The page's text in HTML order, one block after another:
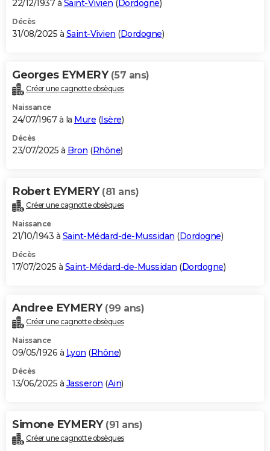
22/12/1937 à Saint-Vivien ( Dordogne)
Décès
31/08/2025 à Saint-Vivien (Dordogne)
Georges EYMERY (57 ans)
Créer une cagnotte obsèques
Naissance
24/07/1967 à la Mure (Isère)
Décès
23/07/2025 à Bron (Rhône)
Robert EYMERY (81 ans)
Créer une cagnotte obsèques
Naissance
21/10/1943 à Saint-Médard-de-Mussidan (Dordogne)
Décès
17/07/2025 à Saint-Médard-de-Mussidan (Dordogne)
Andree EYMERY (99 ans)
Créer une cagnotte obsèques
Naissance
09/05/1926 à Lyon (Rhône)
Décès
13/06/2025 à Jasseron (Ain)
Simone EYMERY (91 ans)
Créer une cagnotte obsèques